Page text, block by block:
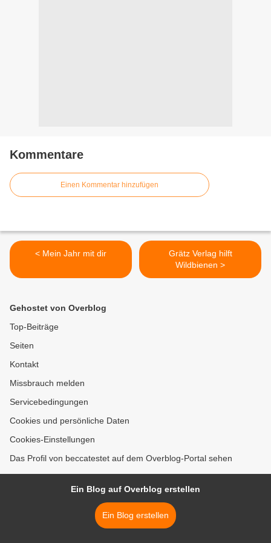
Kommentare
Einen Kommentar hinzufügen
< Mein Jahr mit dir
Grätz Verlag hilft
Wildbienen >
Gehostet von Overblog
Top-Beiträge
Seiten
Kontakt
Missbrauch melden
Servicebedingungen
Cookies und persönliche Daten
Cookies-Einstellungen
Das Profil von beccatestet auf dem Overblog-Portal sehen
Ein Blog auf Overblog erstellen
Ein Blog erstellen